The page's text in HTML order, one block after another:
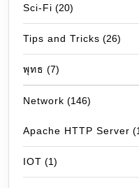
Sci-Fi (20)
Tips and Tricks (26)
พุทธ (7)
Network (146)
Apache HTTP Server
IOT (1)